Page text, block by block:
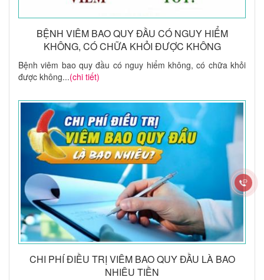
BỆNH VIÊM BAO QUY ĐẦU CÓ NGUY HIỂM
KHÔNG, CÓ CHỮA KHỎI ĐƯỢC KHÔNG
Bệnh viêm bao quy đầu có nguy hiểm không, có chữa khỏi
được không...(chi tiết)
CHI PHÍ ĐIỀU TRỊ VIÊM BAO QUY ĐẦU LÀ BAO
NHIÊU TIỀN